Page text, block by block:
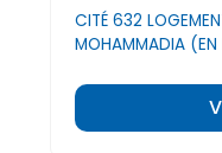
CITÉ 632
MOHAMMADIA